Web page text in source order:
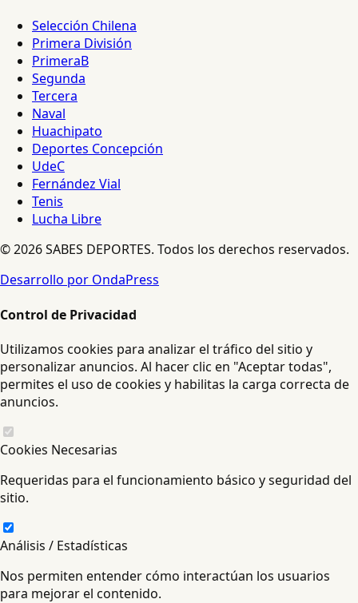
Selección Chilena
Primera División
PrimeraB
Segunda
Tercera
Naval
Huachipato
Deportes Concepción
UdeC
Fernández Vial
Tenis
Lucha Libre
© 2026 SABES DEPORTES. Todos los derechos reservados.
Desarrollo por OndaPress
Control de Privacidad
Utilizamos cookies para analizar el tráfico del sitio y
personalizar anuncios. Al hacer clic en "Aceptar todas",
permites el uso de cookies y habilitas la carga correcta de
anuncios.
Cookies Necesarias
Requeridas para el funcionamiento básico y seguridad del
sitio.
Análisis / Estadísticas
Nos permiten entender cómo interactúan los usuarios
para mejorar el contenido.